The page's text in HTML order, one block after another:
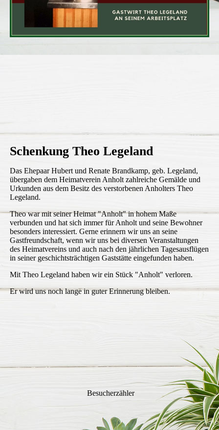
Schenkung Theo Legeland
Das Ehepaar Hubert und Renate Brandkamp, geb. Legeland,
übergaben dem Heimatverein Anholt zahlreiche Gemälde und
Urkunden aus dem Besitz des verstorbenen Anholters Theo
Legeland.
Theo war mit seiner Heimat "Anholt" in hohem Maße
verbunden und hat sich immer für Anholt und seine Bewohner
besonders interessiert. Gerne erinnern wir uns an seine
Gastfreundschaft, wenn wir uns bei diversen Veranstaltungen
des Heimatvereins und auch nach den jährlichen Tagesausflügen
in seiner geschichtsträchtigen Gaststätte eingefunden haben.
Mit Theo Legeland haben wir ein Stück "Anholt" verloren.
Er wird uns noch lange in guter Erinnerung bleiben.
Besucherzähler